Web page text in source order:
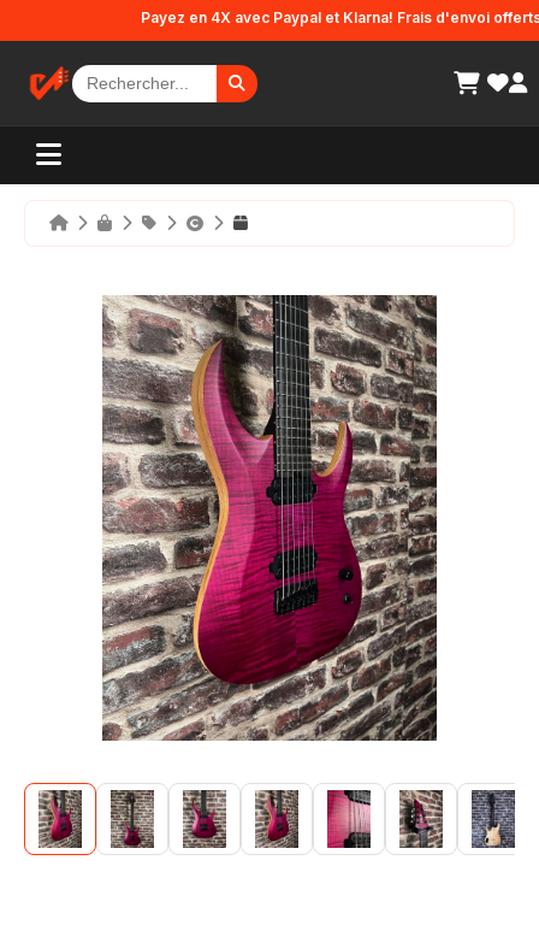
Payez en 4X avec Paypal et Klarna! Frais d'envoi offerts
Panneau de gestion des cookies